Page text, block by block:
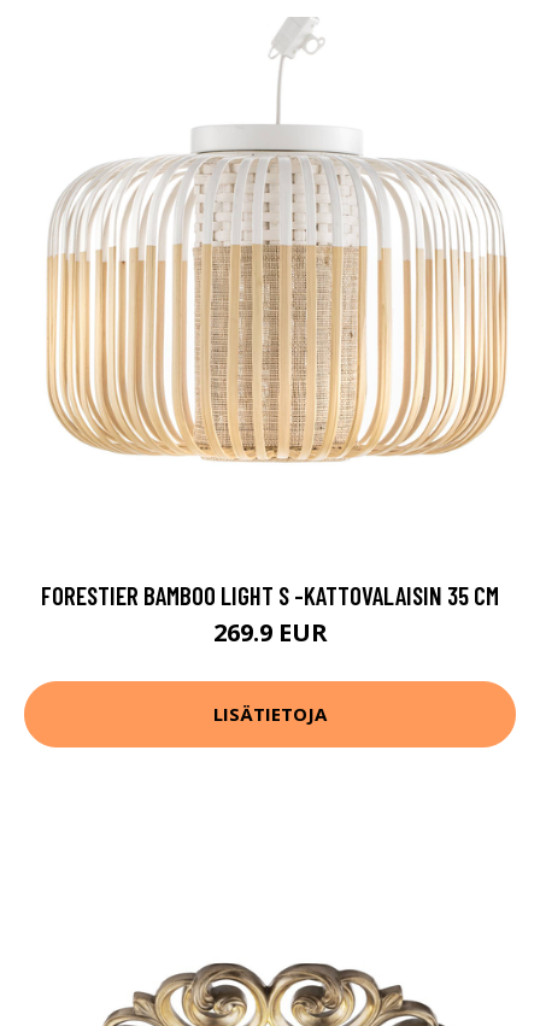
FORESTIER BAMBOO LIGHT S -KATTOVALAISIN 35 CM
269.9 EUR
LISÄTIETOJA